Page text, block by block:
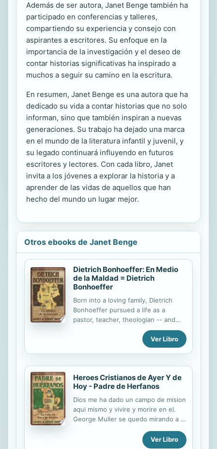
Además de ser autora, Janet Benge también ha
participado en conferencias y talleres,
compartiendo su experiencia y consejo con
aspirantes a escritores. Su enfoque en la
importancia de la investigación y el deseo de
contar historias significativas ha inspirado a
muchos a seguir su camino en la escritura.
En resumen, Janet Benge es una autora que ha
dedicado su vida a contar historias que no solo
informan, sino que también inspiran a nuevas
generaciones. Su trabajo ha dejado una marca
en el mundo de la literatura infantil y juvenil, y
su legado continuará influyendo en futuros
escritores y lectores. Con cada libro, Janet
invita a los jóvenes a explorar la historia y a
aprender de las vidas de aquellos que han
hecho del mundo un lugar mejor.
Otros ebooks de Janet Benge
Dietrich Bonhoeffer: En Medio
de la Maldad = Dietrich
Bonhoeffer
Born into a loving family, Dietrich
Bonhoeffer pursued a life as a
pastor, teacher, theologian -- and
spy. He spoke out about the trouble
in Germany when Adolph Hitler came
to power, urging the Christian
groups and resist Hitler's evil empire.
Accused of being a troublemaker,
Dietrich continued on fearlessly in
the midst of wickedness. His work
as a spy in the German resistance
and participation in a plot to
imprisonment and eventual
execution. But the lesson of his life
Ver Libro
Heroes Cristianos de Ayer Y de
Hoy - Padre de Herfanos
Dios me ha dado un campo de mision
aqui mismo y vivire y morire en el.
George Muller se quedo mirando a la
anos y Ilevaba a cuestas a suVer Libro